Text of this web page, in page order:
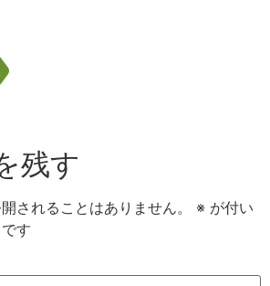
残す
されることはありません。 ※ が付い
す